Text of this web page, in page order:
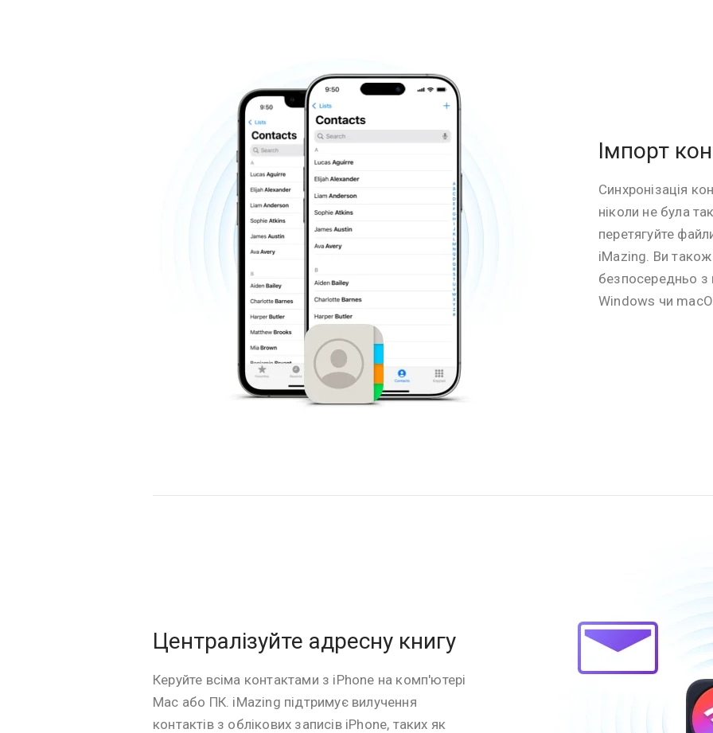
Імпорт
Синхронізація
ніколи не була
перетягуйте
iMazing. Ви
безпосередньо з
Windows чи
Централізуйте адресну книгу
Керуйте всіма контактами з iPhone на комп'ютері
Mac або ПК. iMazing підтримує вилучення
контактів з облікових записів iPhone, таких як